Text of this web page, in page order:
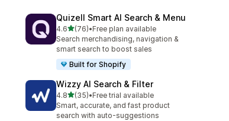
Quizell Smart AI Search & Menu
4.6เต็ม 5 ดาว
(76)
ทั้งหมด 76 รีวิว
•Free plan available
Search merchandising, navigation &
smart search to boost sales
Built for Shopify
Wizzy AI Search & Filter
4.8เต็ม 5 ดาว
(35)
ทั้งหมด 35 รีวิว
•Free trial available
Smart, accurate, and fast product
search with auto-suggestions